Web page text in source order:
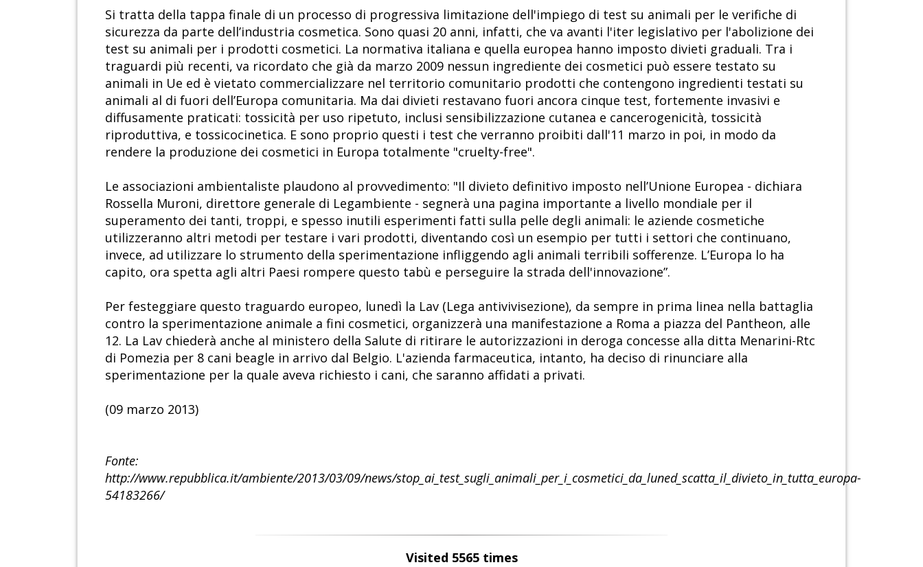
Si tratta della tappa finale di un processo di progressiva limitazione dell'impiego di test su animali per le verifiche di
sicurezza da parte dell’industria cosmetica. Sono quasi 20 anni, infatti, che va avanti l'iter legislativo per l'abolizione dei
test su animali per i prodotti cosmetici. La normativa italiana e quella europea hanno imposto divieti graduali. Tra i
traguardi più recenti, va ricordato che già da marzo 2009 nessun ingrediente dei cosmetici può essere testato su
animali in Ue ed è vietato commercializzare nel territorio comunitario prodotti che contengono ingredienti testati su
animali al di fuori dell’Europa comunitaria. Ma dai divieti restavano fuori ancora cinque test, fortemente invasivi e
diffusamente praticati: tossicità per uso ripetuto, inclusi sensibilizzazione cutanea e cancerogenicità, tossicità
riproduttiva, e tossicocinetica. E sono proprio questi i test che verranno proibiti dall'11 marzo in poi, in modo da
rendere la produzione dei cosmetici in Europa totalmente "cruelty-free".
Le associazioni ambientaliste plaudono al provvedimento: "Il divieto definitivo imposto nell’Unione Europea - dichiara
Rossella Muroni, direttore generale di Legambiente - segnerà una pagina importante a livello mondiale per il
superamento dei tanti, troppi, e spesso inutili esperimenti fatti sulla pelle degli animali: le aziende cosmetiche
utilizzeranno altri metodi per testare i vari prodotti, diventando così un esempio per tutti i settori che continuano,
invece, ad utilizzare lo strumento della sperimentazione infliggendo agli animali terribili sofferenze. L’Europa lo ha
capito, ora spetta agli altri Paesi rompere questo tabù e perseguire la strada dell'innovazione”.
Per festeggiare questo traguardo europeo, lunedì la Lav (Lega antivivisezione), da sempre in prima linea nella battaglia
contro la sperimentazione animale a fini cosmetici, organizzerà una manifestazione a Roma a piazza del Pantheon, alle
12. La Lav chiederà anche al ministero della Salute di ritirare le autorizzazioni in deroga concesse alla ditta Menarini-Rtc
di Pomezia per 8 cani beagle in arrivo dal Belgio. L'azienda farmaceutica, intanto, ha deciso di rinunciare alla
sperimentazione per la quale aveva richiesto i cani, che saranno affidati a privati.
(09 marzo 2013)
Fonte:
http://www.repubblica.it/ambiente/2013/03/09/news/stop_ai_test_sugli_animali_per_i_cosmetici_da_luned_scatta_il_divieto_in_tutta_europa-
54183266/
Visited 5565 times